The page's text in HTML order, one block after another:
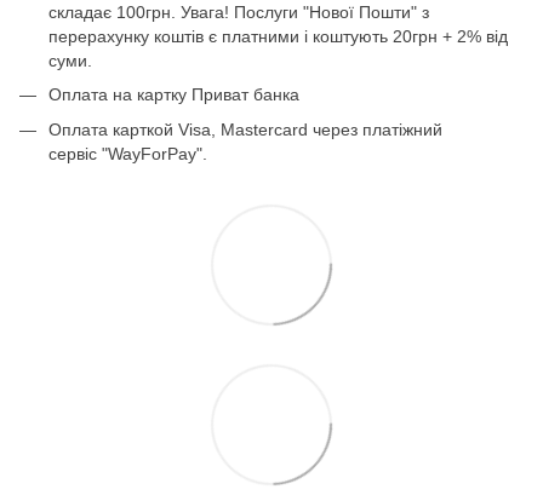
складає 100грн. Увага! Послуги "Нової Пошти" з
перерахунку коштів є платними і коштують 20грн + 2% від
суми.
Оплата на картку Приват банка
Оплата карткой Visa, Mastercard через платіжний
сервіс "WayForPay".